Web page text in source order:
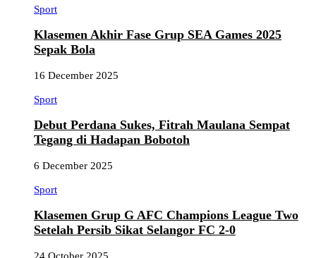
Sport
Klasemen Akhir Fase Grup SEA Games 2025
Sepak Bola
16 December 2025
Sport
Debut Perdana Sukes, Fitrah Maulana Sempat
Tegang di Hadapan Bobotoh
6 December 2025
Sport
Klasemen Grup G AFC Champions League Two
Setelah Persib Sikat Selangor FC 2-0